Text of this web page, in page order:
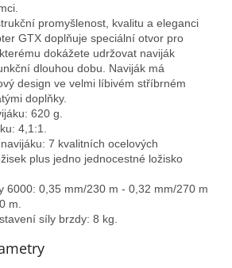
promyšlenost, kvalitu a eleganci
GTX doplňuje speciální otvor pro
dokážete udržovat naviják
dlouhou dobu. Naviják má
design ve velmi líbivém stříbrném
doplňky.
620 g.
4,1:1.
7 kvalitních ocelových
plus jedno jednocestné ložisko
6000: 0,35 mm/230 m - 0,32 mm/270 m
m.
síly brzdy: 8 kg.